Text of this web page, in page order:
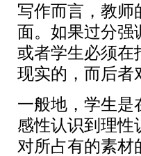
写作而言，教师
面。如果过分强
或者学生必须在
现实的，而后者
一般地，学生是
感性认识到理性
对所占有的素材